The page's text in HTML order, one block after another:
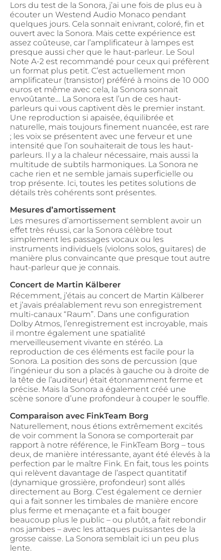
Lors du test de la Sonora, j’ai une fois de plus eu à
écouter un Westend Audio Monaco pendant
quelques jours. Cela sonnait enivrant, coloré, fin et
ouvert avec la Sonora. Mais cette expérience est
assez coûteuse, car l’amplificateur à lampes est
presque aussi cher que le haut-parleur. Le Soul
Note A-2 est recommandé pour ceux qui préfèrent
un format plus petit. C’est actuellement mon
amplificateur (transistor) préféré à moins de 10 000
euros et même avec cela, la Sonora sonnait
envoûtante… La Sonora est l’un de ces haut-
parleurs qui vous captivent dès le premier instant.
Une reproduction si apaisée, équilibrée et
naturelle, mais toujours finement nuancée, est rare
; les voix se présentent avec une ferveur et une
intensité que l’on souhaiterait de tous les haut-
parleurs. Il y a la chaleur nécessaire, mais aussi la
multitude de subtils harmoniques. La Sonora ne
cache rien et ne semble jamais superficielle ou
trop présente. Ici, toutes les petites solutions de
détails très cohérents sont présentes.
Mesures d’amortissement
Les mesures d’amortissement semblent avoir un
effet très réussi, car la Sonora célèbre tout
simplement les passages vocaux ou les
instruments individuels (violons solos, guitares) de
manière plus convaincante que presque tout autre
haut-parleur que je connais.
Concert de Martin Kälberer
Récemment, j’étais au concert de Martin Kälberer
et j’avais préalablement revu son enregistrement
multi-canaux “Raum”. Dans une configuration
Dolby Atmos, l’enregistrement est incroyable, mais
il montre également une spatialité
merveilleusement vivante en stéréo. La
reproduction de ces éléments est facile pour la
Sonora. La position des sons de percussion (que
l’ingénieur du son a placés à gauche ou à droite de
la tête de l’auditeur) était étonnamment ferme et
précise. Mais la Sonora a également créé une
scène sonore d’une profondeur à couper le souffle.
Comparaison avec FinkTeam Borg
Naturellement, nous étions extrêmement excités
de voir comment la Sonora se comporterait par
rapport à notre référence, le FinkTeam Borg – tous
deux, de manière intéressante, ayant été élevés à la
perfection par le maître Fink. En fait, tous les points
qui relèvent davantage de l’aspect quantitatif
(dynamique grossière, profondeur) sont allés
directement au Borg. C’est également ce dernier
qui a fait sonner les timbales de manière encore
plus ferme et menaçante et a fait bouger
beaucoup plus le public – ou plutôt, a fait rebondir
nos jambes – avec les attaques puissantes de la
grosse caisse. La Sonora semblait ici un peu plus
lente.